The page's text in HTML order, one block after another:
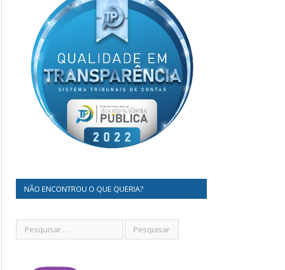
NÃO ENCONTROU O QUE QUERIA?